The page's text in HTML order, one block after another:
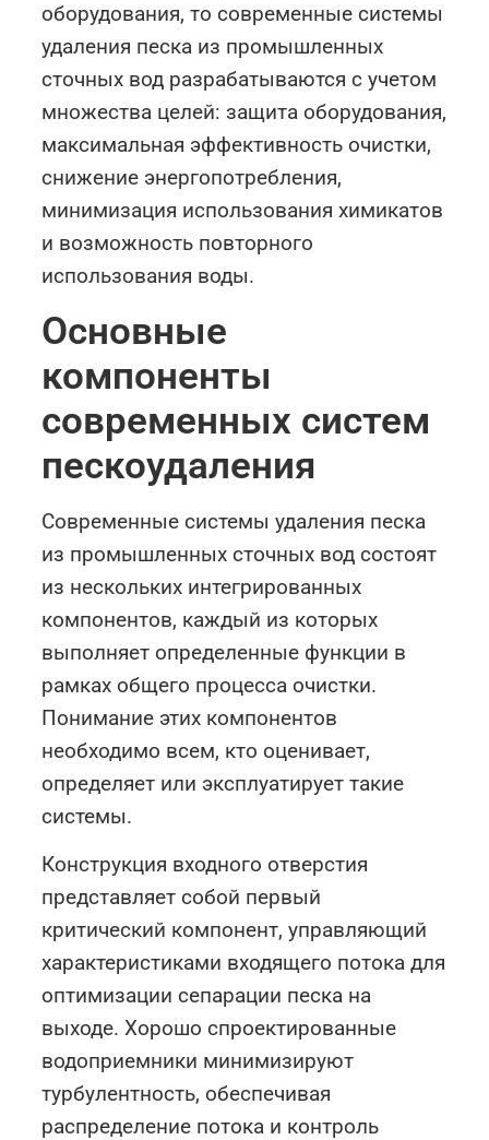
оборудования, то современные системы
удаления песка из промышленных
сточных вод разрабатываются с учетом
множества целей: защита оборудования,
максимальная эффективность очистки,
снижение энергопотребления,
минимизация использования химикатов
и возможность повторного
использования воды.
Основные
компоненты
современных систем
пескоудаления
Современные системы удаления песка
из промышленных сточных вод состоят
из нескольких интегрированных
компонентов, каждый из которых
выполняет определенные функции в
рамках общего процесса очистки.
Понимание этих компонентов
необходимо всем, кто оценивает,
определяет или эксплуатирует такие
системы.
Конструкция входного отверстия
представляет собой первый
критический компонент, управляющий
характеристиками входящего потока для
оптимизации сепарации песка на
выходе. Хорошо спроектированные
водоприемники минимизируют
турбулентность, обеспечивая
распределение потока и контроль